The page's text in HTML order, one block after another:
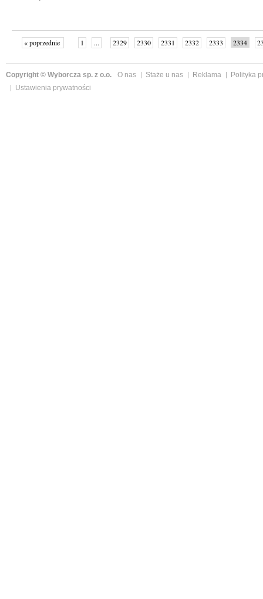
« poprzednie 1 ... 2329 2330 2331 2332 2333 2334
Copyright © Wyborcza sp. z o.o. O nas Staże u nas Reklama
Polityka
Ustawienia prywatności